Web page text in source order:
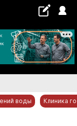
воды Клиника